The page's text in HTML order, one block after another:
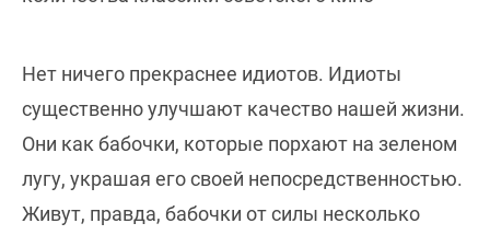
Нет ничего прекраснее идиотов. Идиоты
существенно улучшают качество нашей жизни.
Они как бабочки, которые порхают на зеленом
лугу, украшая его своей непосредственностью.
Живут, правда, бабочки от силы несколько